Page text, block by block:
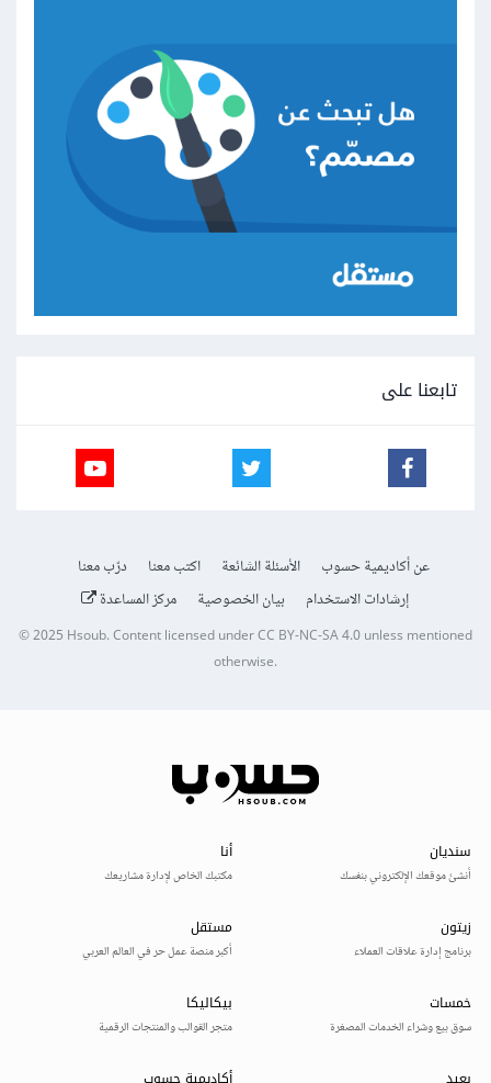
تابعنا على
عن أكاديمية حسوب الأسئلة الشائعة اكتب معنا
درّب معنا
إرشادات الاستخدام
بيان الخصوصية مركز المساعدة
© 2025Hsoub.Content licensed underCC BY-NC-SA 4.0unless mentioned
otherwise.